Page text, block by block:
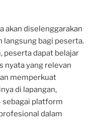
akan diselenggarakan
langsung bagi peserta.
peserta dapat belajar
nyata yang relevan
memperkuat
di lapangan,
sebagai platform
dalam